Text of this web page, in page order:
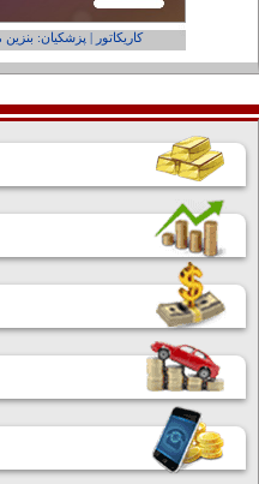
کاریکاتور | پزشکیان: